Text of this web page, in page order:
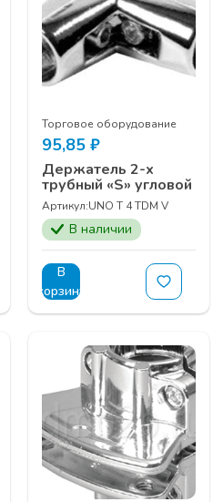
Торговое оборудование
95,85 ₽
Держатель 2-х
трубный «S» угловой
Артикул:UNO Т 4 ТDM V
В наличии
В
корзину